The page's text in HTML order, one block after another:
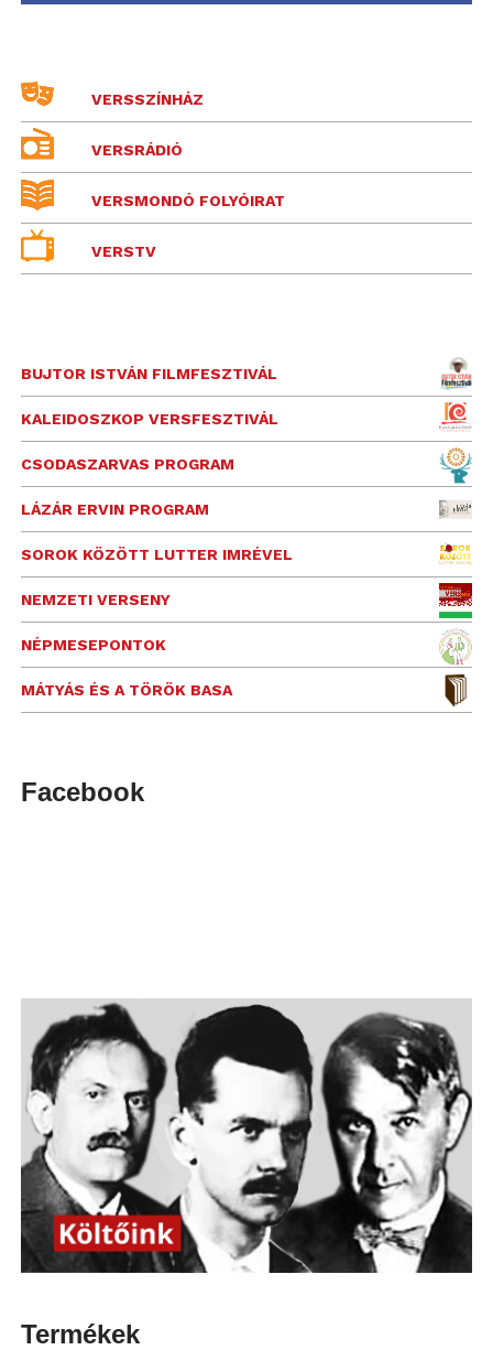
VERSSZÍNHÁZ
VERSRÁDIÓ
VERSMONDÓ FOLYÓIRAT
VERSTV
BUJTOR ISTVÁN FILMFESZTIVÁL
KALEIDOSZKOP VERSFESZTIVÁL
CSODASZARVAS PROGRAM
LÁZÁR ERVIN PROGRAM
SOROK KÖZÖTT LUTTER IMRÉVEL
NEMZETI VERSENY
NÉPMESEPONTOK
MÁTYÁS ÉS A TÖRÖK BASA
Facebook
Termékek